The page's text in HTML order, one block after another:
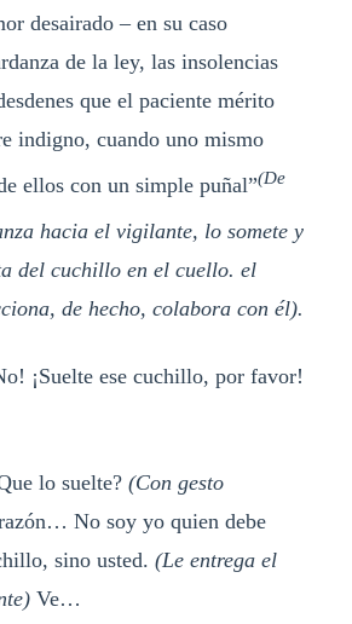
desairado – en su caso
de la ley, las insolencias
que el paciente mérito
indigno, cuando uno mismo
ellos con un simple puñal”(De
hacia el vigilante, lo somete y
del cuchillo en el cuello. el
de hecho, colabora con él).
¡Suelte ese cuchillo, por favor!
lo suelte? (Con gesto
No soy yo quien debe
sino usted. (Le entrega el
Ve…